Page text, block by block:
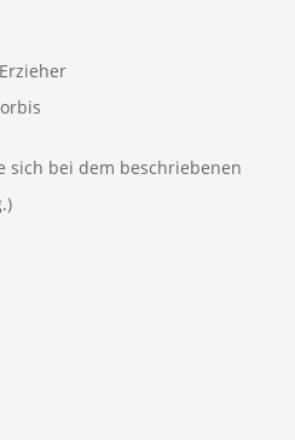
sich bei dem beschriebenen